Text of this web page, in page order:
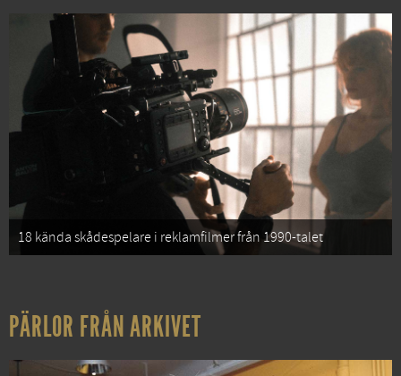
18 kända skådespelare i reklamfilmer från 1990-talet
PÄRLOR FRÅN ARKIVET